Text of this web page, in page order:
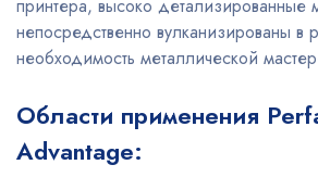
принтера, высоко детализированные
непосредственно вулканизированы в
необходимость металлической
Области применения
Advantage: